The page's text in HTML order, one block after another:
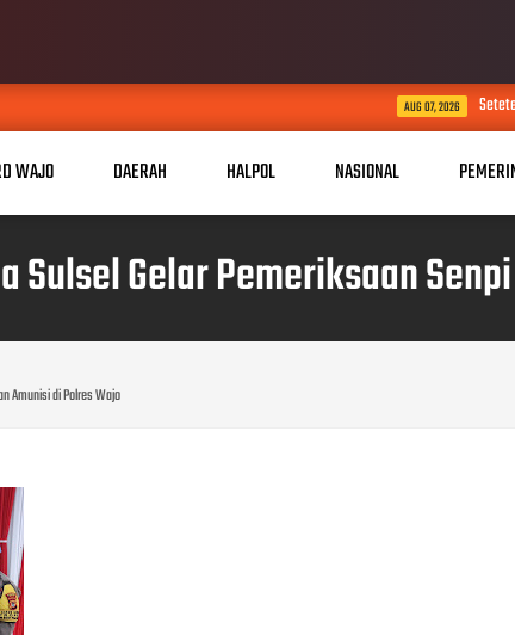
Setetes Harapan di
WAJO DAERAH HALPOL NASIONAL
Sulsel Gelar Pemeriksaan
Amunisi di Polres Wajo